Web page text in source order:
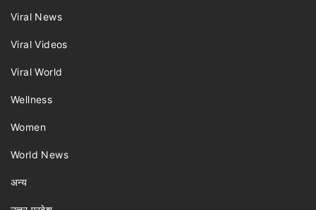
Viral News
Viral Videos
Viral World
Wellness
Women
World News
अन्य